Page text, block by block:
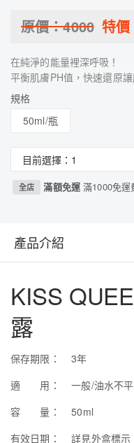
原價：4000 特價
在純淨的能量裡深呼吸！
平衡肌膚PH值，快速還原
規格
50ml/瓶
全店 滿額免運滿1000免運
產品介紹
KISS
露
保存期限： 3年
適 用： 一般/油水不平
容 量： 50ml
有效日期： 詳見外盒標示